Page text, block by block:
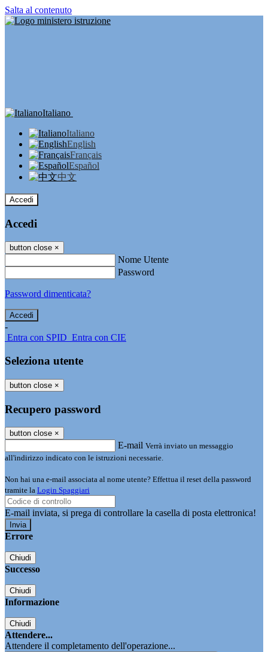
Salta al contenuto
Italiano
Italiano
English
Français
Español
中文
Accedi
Accedi
button close ×
Nome Utente
Password
Password dimenticata?
-
Entra con SPID Entra con CIE
Seleziona utente
button close ×
Recupero password
button close ×
E-mail Verrà inviato un messaggio
all'indirizzo indicato con le istruzioni necessarie.
Non hai una e-mail associata al nome utente? Effettua il reset della password
tramite la Login Spaggiari
E-mail inviata, si prega di controllare la casella di posta elettronica!
Errore
Chiudi
Successo
Chiudi
Informazione
Chiudi
Attendere...
Attendere il completamento dell'operazione...